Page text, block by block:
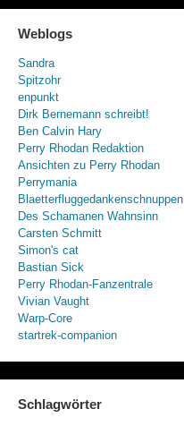
Weblogs
Sandra
Spitzohr
enpunkt
Dirk Bernemann schreibt!
Ben Calvin Hary
Perry Rhodan Redaktion
Ansichten zu Perry Rhodan
Perrymania
Blaetterfluggedankenschnuppen
Des Schamanen Wahnsinn
Carsten Schmitt
Simon's cat
Bastian Sick
Perry Rhodan-Fanzentrale
Vivian Vaught
Warp-Core
startrek-companion
Schlagwörter